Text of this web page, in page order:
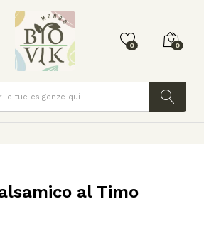
0 0
Cerca
al Timo